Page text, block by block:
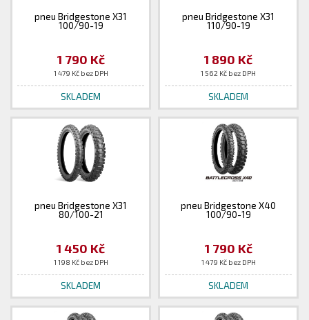
pneu Bridgestone X31
100/90-19
1 790 Kč
1 479 Kč bez DPH
SKLADEM
pneu Bridgestone X31
110/90-19
1 890 Kč
1 562 Kč bez DPH
SKLADEM
pneu Bridgestone X31
80/100-21
1 450 Kč
1 198 Kč bez DPH
SKLADEM
pneu Bridgestone X40
100/90-19
1 790 Kč
1 479 Kč bez DPH
SKLADEM